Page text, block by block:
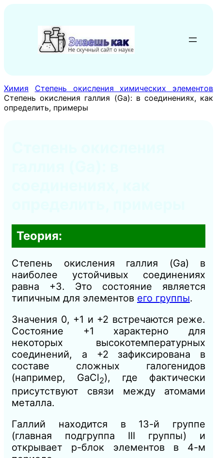
содержимому
Химия
Степень окисления химических элементов
Степень окисления галлия (Ga): в соединениях, как
определить, примеры
Теория:
Степень окисления галлия (Ga) в
наиболее устойчивых соединениях
равна +3. Это состояние является
типичным для элементов его группы.
Значения 0, +1 и +2 встречаются реже.
Состояние +1 характерно для
некоторых высокотемпературных
соединений, а +2 зафиксирована в
составе сложных галогенидов
(например, GaCl2), где фактически
присутствуют связи между атомами
металла.
Галлий находится в 13-й группе
(главная подгруппа III группы) и
открывает p-блок элементов в 4-м